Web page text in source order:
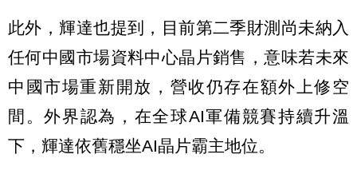
此外，輝達也提到，目前第二季財測尚未納入
任何中國市場資料中心晶片銷售，意味若未來
中國市場重新開放，營收仍存在額外上修空
間。外界認為，在全球AI軍備競賽持續升溫
下，輝達依舊穩坐AI晶片霸主地位。